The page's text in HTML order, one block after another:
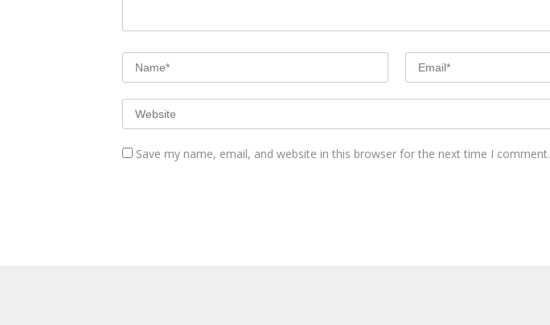
Save my name, email, and website in this browser for the next time I comment.